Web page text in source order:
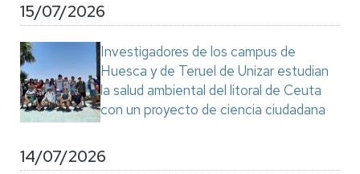
15/07/2026
Investigadores de los campus de
Huesca y de Teruel de Unizar estudian
la salud ambiental del litoral de Ceuta
con un proyecto de ciencia ciudadana
14/07/2026